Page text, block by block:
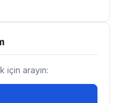
için arayın: